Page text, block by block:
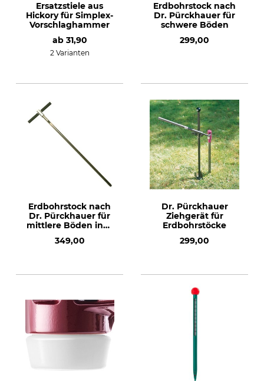
Ersatzstiele aus
Hickory für Simplex-
Vorschlaghammer
ab 31,90
2 Varianten
Erdbohrstock nach
Dr. Pürckhauer für
schwere Böden
299,00
Erdbohrstock nach
Dr. Pürckhauer für
mittlere Böden inkl.
Verlängerungsstange
349,00
Dr. Pürckhauer
Ziehgerät für
Erdbohrstöcke
299,00